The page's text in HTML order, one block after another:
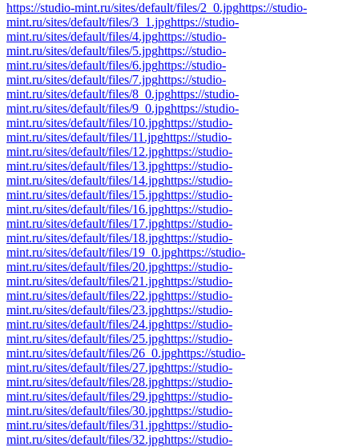
https://studio-mint.ru/sites/default/files/2_0.jpghttps://studio-
mint.ru/sites/default/files/3_1.jpghttps://studio-
mint.ru/sites/default/files/4.jpghttps://studio-
mint.ru/sites/default/files/5.jpghttps://studio-
mint.ru/sites/default/files/6.jpghttps://studio-
mint.ru/sites/default/files/7.jpghttps://studio-
mint.ru/sites/default/files/8_0.jpghttps://studio-
mint.ru/sites/default/files/9_0.jpghttps://studio-
mint.ru/sites/default/files/10.jpghttps://studio-
mint.ru/sites/default/files/11.jpghttps://studio-
mint.ru/sites/default/files/12.jpghttps://studio-
mint.ru/sites/default/files/13.jpghttps://studio-
mint.ru/sites/default/files/14.jpghttps://studio-
mint.ru/sites/default/files/15.jpghttps://studio-
mint.ru/sites/default/files/16.jpghttps://studio-
mint.ru/sites/default/files/17.jpghttps://studio-
mint.ru/sites/default/files/18.jpghttps://studio-
mint.ru/sites/default/files/19_0.jpghttps://studio-
mint.ru/sites/default/files/20.jpghttps://studio-
mint.ru/sites/default/files/21.jpghttps://studio-
mint.ru/sites/default/files/22.jpghttps://studio-
mint.ru/sites/default/files/23.jpghttps://studio-
mint.ru/sites/default/files/24.jpghttps://studio-
mint.ru/sites/default/files/25.jpghttps://studio-
mint.ru/sites/default/files/26_0.jpghttps://studio-
mint.ru/sites/default/files/27.jpghttps://studio-
mint.ru/sites/default/files/28.jpghttps://studio-
mint.ru/sites/default/files/29.jpghttps://studio-
mint.ru/sites/default/files/30.jpghttps://studio-
mint.ru/sites/default/files/31.jpghttps://studio-
mint.ru/sites/default/files/32.jpghttps://studio-